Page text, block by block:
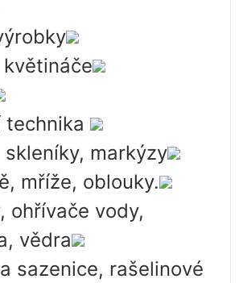
technika
skleníky, markýzy
mříže, oblouky.
ohřívače vody,
vědra
sazenice, rašelinové